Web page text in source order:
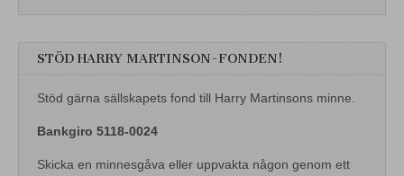
STÖD HARRY MARTINSON-FONDEN!
Stöd gärna sällskapets fond till Harry Martinsons minne.
Bankgiro 5118-0024
Skicka en minnesgåva eller uppvakta någon genom ett